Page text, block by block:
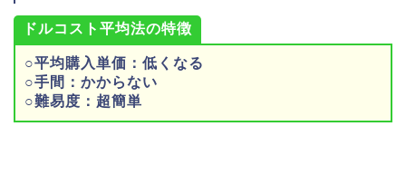
ドルコスト平均法の特徴
○平均購入単価：低くなる
○手間：かからない
○難易度：超簡単